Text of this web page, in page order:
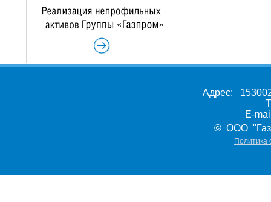
Адрес:
E-
© ООО
Политика